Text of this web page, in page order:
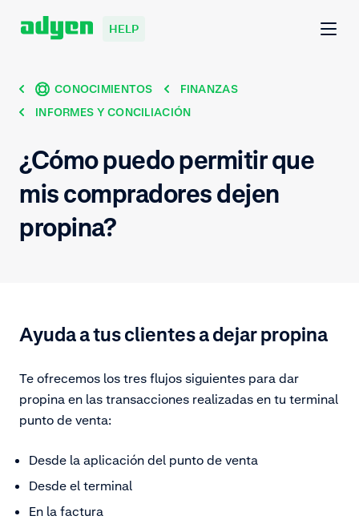
HELP
CONOCIMIENTOS
FINANZAS
INFORMES Y CONCILIACIÓN
¿Cómo puedo permitir que
mis compradores dejen
propina?
Ayuda a tus clientes a dejar propina
Te ofrecemos los tres flujos siguientes para dar
propina en las transacciones realizadas en tu terminal
punto de venta:
Desde la aplicación del punto de venta
Desde el terminal
En la factura